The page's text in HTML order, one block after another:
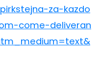
za-kazdo
come-deliveran